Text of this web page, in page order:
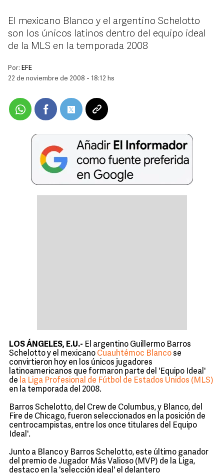
El mexicano Blanco y el argentino Schelotto
son los únicos latinos dentro del equipo ideal
de la MLS en la temporada 2008
Por: EFE
22 de noviembre de 2008 - 18:12 hs
LOS ÁNGELES, E.U.- El argentino Guillermo Barros
Schelotto y el mexicano Cuauhtémoc Blancose
convirtieron hoy en los únicos jugadores
latinoamericanos que formaron parte del 'Equipo Ideal'
de la Liga Profesional de Fútbol de Estados Unidos (MLS)
en la temporada del 2008.
Barros Schelotto, del Crew de Columbus, y Blanco, del
Fire de Chicago, fueron seleccionados en la posición de
centrocampistas, entre los once titulares del Equipo
Ideal'.
Junto a Blanco y Barros Schelotto, este último ganador
del premio de Jugador Más Valioso (MVP) de la Liga,
destaco en la 'selección ideal' el delantero